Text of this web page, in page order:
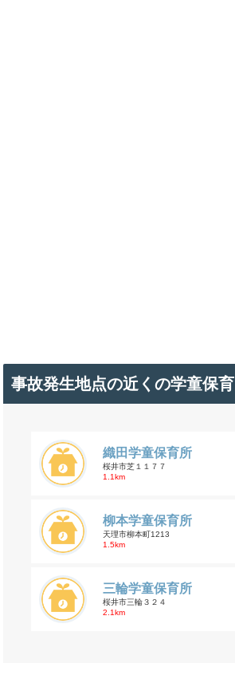
事故発生地点の近くの学童保育
織田学童保育所
桜井市芝１１７７
1.1km
柳本学童保育所
天理市柳本町1213
1.5km
三輪学童保育所
桜井市三輪３２４
2.1km